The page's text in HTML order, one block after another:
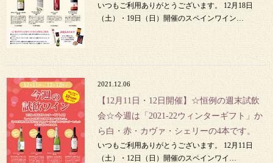
いつもご利用ありがとうございます。 12月18日
（土）・19日（日）開催のスペインワイン…
2021.12.06
【12月11日・12日開催】☆恒例の週末試飲
会☆今週は「2021-22ウィンターギフト」か
ら白・赤・カヴァ・シェリーの4本です。
いつもご利用ありがとうございます。 12月11日
（土）・12日（日）開催のスペインワイ…